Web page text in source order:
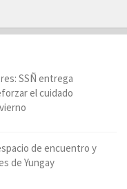
SSÑ entrega
el cuidado
de encuentro y
de Yungay